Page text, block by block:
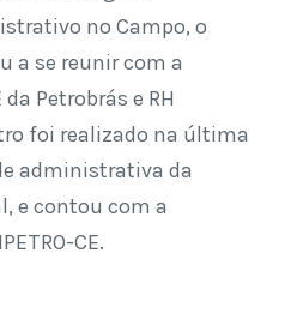
no Campo, o
a se reunir com a
Petrobrás e RH
foi realizado na última
administrativa da
e contou com a
CE.